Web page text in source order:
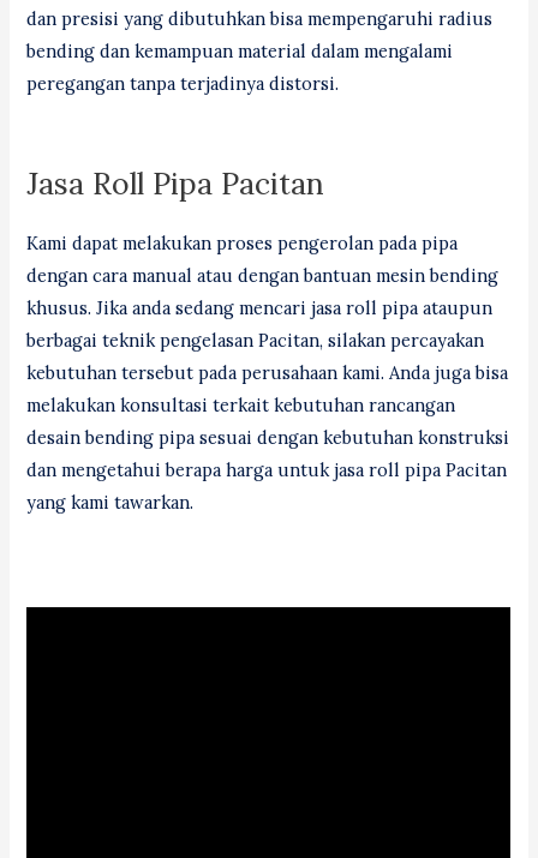
dan presisi yang dibutuhkan bisa mempengaruhi radius
bending dan kemampuan material dalam mengalami
peregangan tanpa terjadinya distorsi.
Jasa Roll Pipa Pacitan
Kami dapat melakukan proses pengerolan pada pipa
dengan cara manual atau dengan bantuan mesin bending
khusus. Jika anda sedang mencari jasa roll pipa ataupun
berbagai teknik pengelasan Pacitan, silakan percayakan
kebutuhan tersebut pada perusahaan kami. Anda juga bisa
melakukan konsultasi terkait kebutuhan rancangan
desain bending pipa sesuai dengan kebutuhan konstruksi
dan mengetahui berapa harga untuk jasa roll pipa Pacitan
yang kami tawarkan.